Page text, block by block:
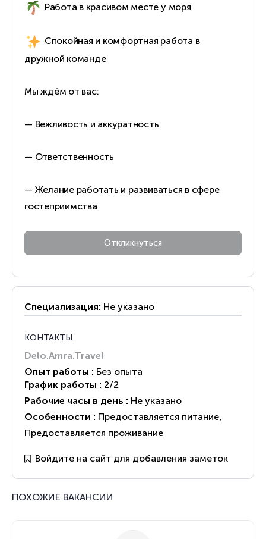
Работа в красивом месте у моря
Спокойная и комфортная работа в
дружной команде
Мы ждём от вас:
— Вежливость и аккуратность
— Ответственность
— Желание работать и развиваться в сфере
гостеприимства
Специализация: Не указано
КОНТАКТЫ
Delo.Amra.Travel
Опыт работы : Без опыта
График работы : 2/2
Рабочие часы в день : Не указано
Особенности : Предоставляется питание
Предоставляется проживание
Войдите на сайт для добавления заметок
ПОХОЖИЕ ВАКАНСИИ